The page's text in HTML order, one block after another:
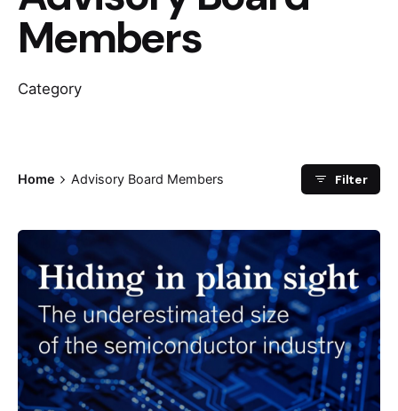
Members
Category
Home Advisory Board Members Filter